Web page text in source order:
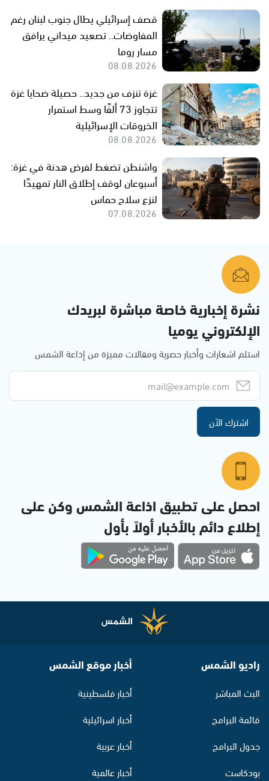
قصف إسرائيلي يطال جنوب لبنان رغم
المفاوضات.. تصعيد ميداني يرافق
مسار روما
08.08.2026
غزة تنزف من جديد.. حصيلة ضحايا غزة
تتجاوز 73 ألفًا وسط استمرار
الخروقات الإسرائيلية
08.08.2026
واشنطن تضغط لفرض هدنة في غزة:
أسبوعان لوقف إطلاق النار تمهيدًا
لنزع سلاح حماس
07.08.2026
نشرة إخبارية خاصة مباشرة لبريدك
الإلكتروني يوميا
استلم اشعارات وأخبار حصرية ومقالات مميزة من إذاعة الشمس
اشترك الآن
احصل على تطبيق اذاعة الشمس وكن على
إطلاع دائم بالأخبار أولاً بأول
راديو الشمس
البث المباشر
قائمة البرامج
جدول البرامج
بودكاست
أخبار موقع الشمس
أخبار فلسطينية
أخبار اسرائيلية
أخبار عربية
أخبار عالمية